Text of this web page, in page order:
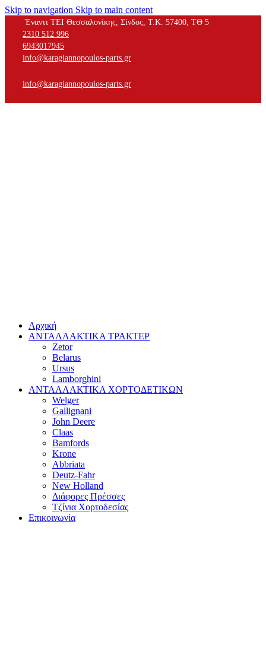
Skip to navigation Skip to main content
Έναντι ΤΕΙ Θεσσαλονίκης, Σίνδος, Τ.Κ. 57400, ΤΘ 5
2310 512 996
6943017945
info@karagiannopoulos-parts.gr
info@karagiannopoulos-parts.gr
Αρχική
ΑΝΤΑΛΛΑΚΤΙΚΑ ΤΡΑΚΤΕΡ
Zetor
Belarus
Ursus
Lamborghini
ΑΝΤΑΛΛΑΚΤΙΚΑ ΧΟΡΤΟΔΕΤΙΚΩΝ
Welger
Gallignani
John Deere
Claas
Bamfords
Krone
Abbriata
Deutz-Fahr
New Holland
Διάφορες Πρέσσες
Τζίνια Χορτοδεσίας
Επικοινωνία